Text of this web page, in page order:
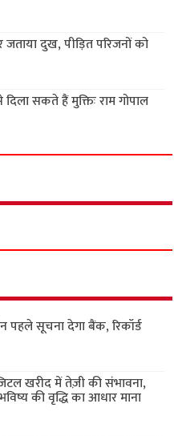
जताया दुख, पीड़ित परिजनों को
सकते हैं मुक्तिः राम गोपाल
सूचना देगा बैंक, रिकॉर्ड
खरीद में तेज़ी की संभावना,
की वृद्धि का आधार माना